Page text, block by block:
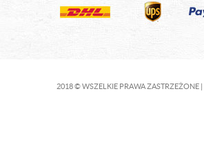
2018 © WSZELKIE PRAWA ZASTRZEŻONE |